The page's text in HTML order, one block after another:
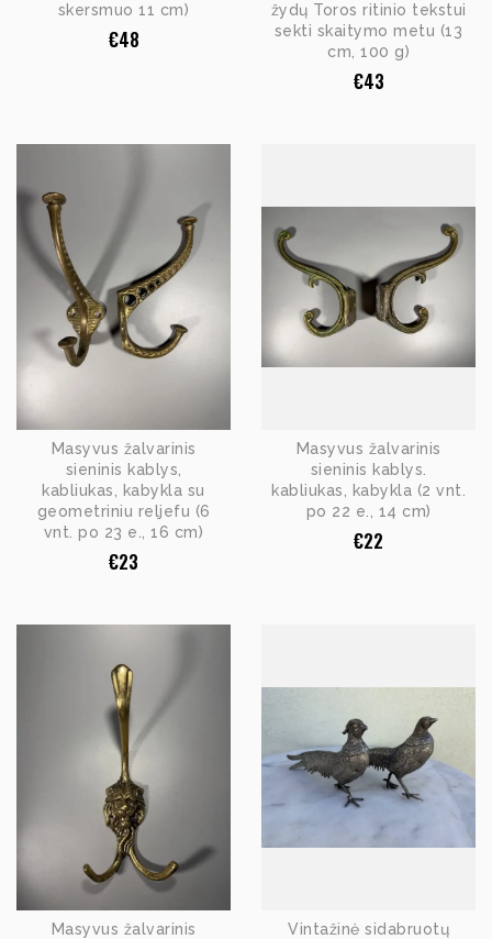
skersmuo 11 cm)
€48
žydų Toros ritinio tekstui
sekti skaitymo metu (13
cm, 100 g)
€43
Masyvus žalvarinis
sieninis kablys,
kabliukas, kabykla su
geometriniu reljefu (6
vnt. po 23 e., 16 cm)
€23
Masyvus žalvarinis
sieninis kablys.
kabliukas, kabykla (2 vnt.
po 22 e., 14 cm)
€22
Masyvus žalvarinis
Vintažinė sidabruotų